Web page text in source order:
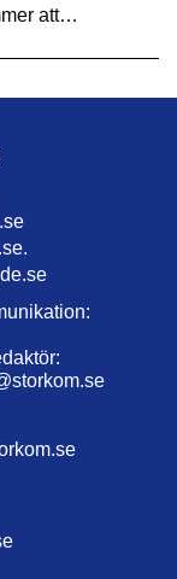
att…